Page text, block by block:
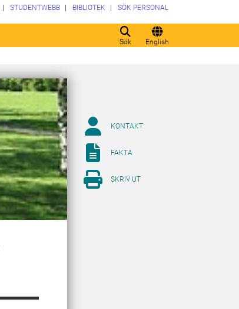
Sök English
STUDENTWEBB BIBLIOTEK SÖK PERSONAL
KONTAKT
FAKTA
SKRIV UT